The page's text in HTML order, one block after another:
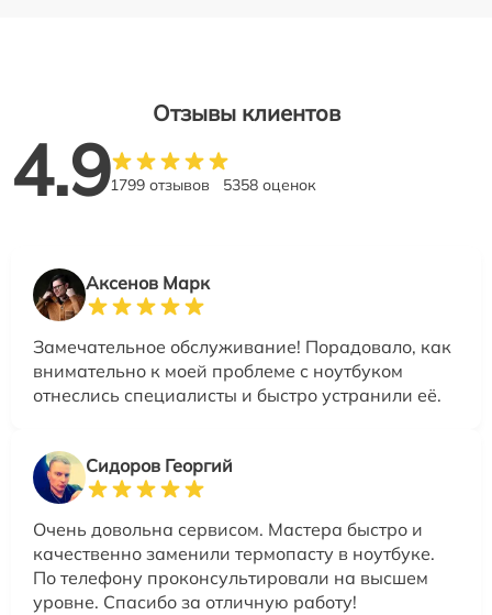
Отзывы клиентов
4.91799 отзывов 5358 оценок
Аксенов Марк
Замечательное обслуживание! Порадовало, как
внимательно к моей проблеме с ноутбуком
отнеслись специалисты и быстро устранили её.
Сидоров Георгий
Очень довольна сервисом. Мастера быстро и
качественно заменили термопасту в ноутбуке.
По телефону проконсультировали на высшем
уровне. Спасибо за отличную работу!